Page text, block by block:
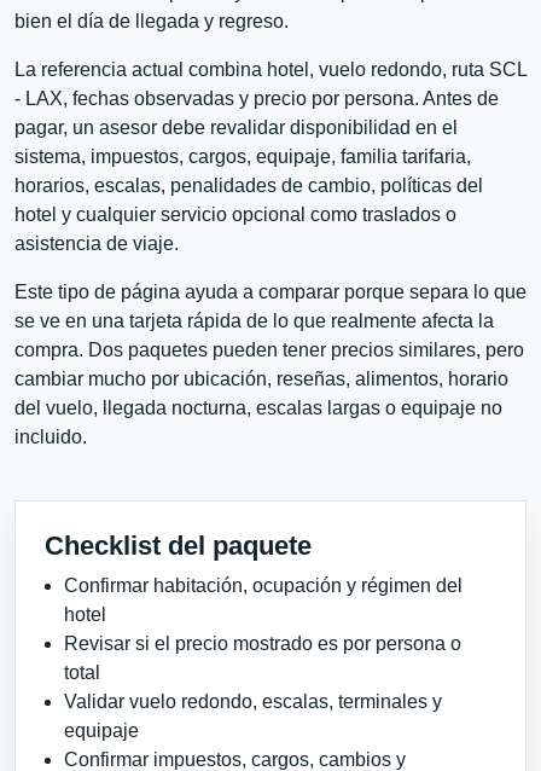
bien el día de llegada y regreso.
La referencia actual combina hotel, vuelo redondo, ruta SCL
- LAX, fechas observadas y precio por persona. Antes de
pagar, un asesor debe revalidar disponibilidad en el
sistema, impuestos, cargos, equipaje, familia tarifaria,
horarios, escalas, penalidades de cambio, políticas del
hotel y cualquier servicio opcional como traslados o
asistencia de viaje.
Este tipo de página ayuda a comparar porque separa lo que
se ve en una tarjeta rápida de lo que realmente afecta la
compra. Dos paquetes pueden tener precios similares, pero
cambiar mucho por ubicación, reseñas, alimentos, horario
del vuelo, llegada nocturna, escalas largas o equipaje no
incluido.
Checklist del paquete
Confirmar habitación, ocupación y régimen del
hotel
Revisar si el precio mostrado es por persona o
total
Validar vuelo redondo, escalas, terminales y
equipaje
Confirmar impuestos, cargos, cambios y